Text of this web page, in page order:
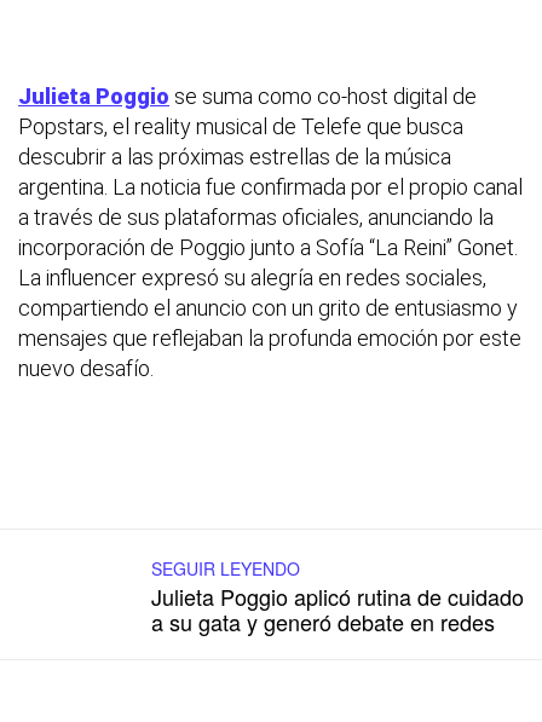
Julieta Poggio se suma como co-host digital de
Popstars, el reality musical de Telefe que busca
descubrir a las próximas estrellas de la música
argentina. La noticia fue confirmada por el propio canal
a través de sus plataformas oficiales, anunciando la
incorporación de Poggio junto a Sofía “La Reini” Gonet.
La influencer expresó su alegría en redes sociales,
compartiendo el anuncio con un grito de entusiasmo y
mensajes que reflejaban la profunda emoción por este
nuevo desafío.
SEGUIR LEYENDO
Julieta Poggio aplicó rutina de cuidado
a su gata y generó debate en redes